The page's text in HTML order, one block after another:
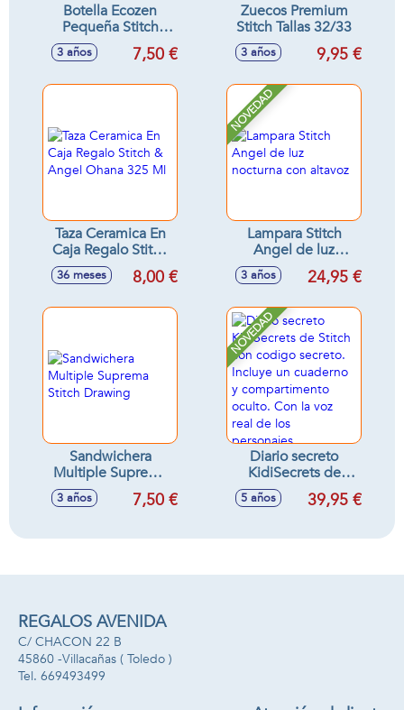
Botella Ecozen
Pequeña Stitch
Drawing 475 Ml
3 años 7,50 €
Zuecos Premium
Stitch Tallas 32/33
3 años 9,95 €
Taza Ceramica En
Caja Regalo Stitch
& Angel Ohana 325
Ml
36 meses 8,00 €
NOVEDAD
Lampara Stitch
Angel de luz
nocturna con
altavoz
3 años 24,95 €
Sandwichera
Multiple Suprema
Stitch Drawing
3 años 7,50 €
NOVEDAD
Diario secreto
KidiSecrets de
Stitch con codigo
secreto. Incluye un
compartimento
real de los
5 años 39,95 €
REGALOS AVENIDA
C/ CHACON 22 B
45860 -Villacañas ( Toledo )
669493499